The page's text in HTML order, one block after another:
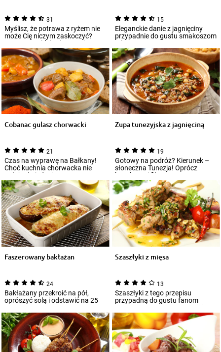
31
Myślisz, że potrawa z ryżem nie
może Cię niczym zaskoczyć?
Zawsze znajdzie się przepis,
który prz...
15
Eleganckie danie z jagnięciny
przypadnie do gustu smakoszom
mięsa serwowanego z
wyrazistymi sosam...
Cobanac gulasz chorwacki
21
Czas na wyprawę na Bałkany!
Choć kuchnia chorwacka nie
należy do jednej z
popularniejszych, to ze...
Zupa tunezyjska z jagnięciną
19
Gotowy na podróż? Kierunek –
słoneczna Tunezja! Oprócz
kapelusza i filtra
przeciwsłonecznego, prz...
Faszerowany bakłażan
24
Bakłażany przekroić na pół,
oprószyć solą i odstawić na 25
minut. Po tym czasie warzywa
wypłukać...
Szaszłyki z mięsa
13
Szaszłyki z tego przepisu
przypadną do gustu fanom
intensywnie mięsnych smaków.
Przygotujesz je z...